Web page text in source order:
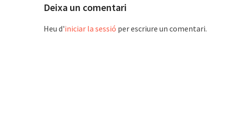
Deixa un comentari
Heu d'iniciar la sessió per escriure un comentari.